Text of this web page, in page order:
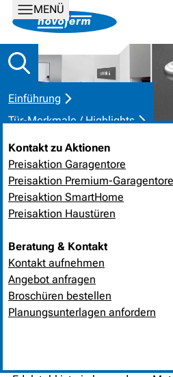
MENÜ
Einführung
Tür-Merkmale / Highlights
Pluspunkte im Überblick
Technik und Details
Kontakt
Kontakt zu Aktionen
Preisaktion Garagentore
Preisaktion Premium-Garagentore
Preisaktion SmartHome
Preisaktion Haustüren
Beratung & Kontakt
Kontakt aufnehmen
Angebot anfragen
Broschüren bestellen
Planungsunterlagen anfordern
PREV
OBJEKTTÜREN UND ZARGEN
EDELSTAHLTÜREN
HOCHWERTIG UND